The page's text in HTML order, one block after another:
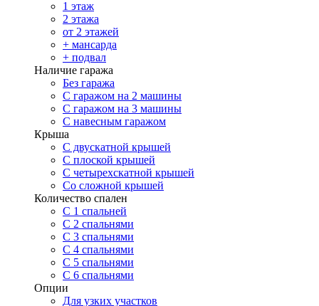
1 этаж
2 этажа
от 2 этажей
+ мансарда
+ подвал
Наличие гаража
Без гаража
С гаражом на 2 машины
С гаражом на 3 машины
С навесным гаражом
Крыша
С двускатной крышей
С плоской крышей
С четырехскатной крышей
Со сложной крышей
Количество спален
С 1 спальней
С 2 спальнями
С 3 спальнями
С 4 спальнями
С 5 спальнями
С 6 спальнями
Опции
Для узких участков